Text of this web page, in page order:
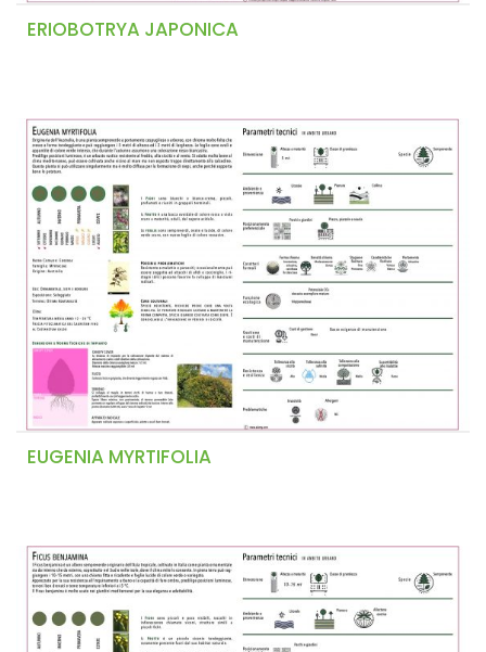
ERIOBOTRYA JAPONICA
EUGENIA MYRTIFOLIA